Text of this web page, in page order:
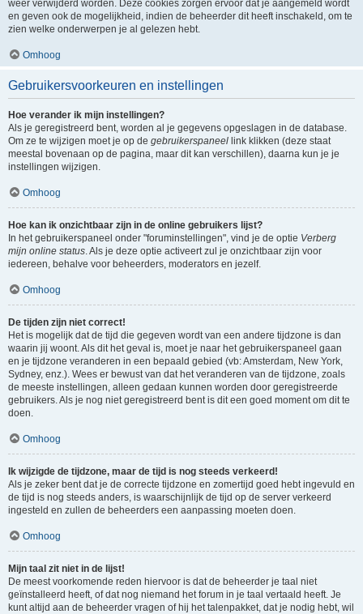
weer verwijderd worden. Deze cookies zorgen ervoor dat je aangemeld wordt
en geven ook de mogelijkheid, indien de beheerder dit heeft inschakeld, om te
zien welke onderwerpen je al gelezen hebt.
Omhoog
Gebruikersvoorkeuren en instellingen
Hoe verander ik mijn instellingen?
Als je geregistreerd bent, worden al je gegevens opgeslagen in de database.
Om ze te wijzigen moet je op de gebruikerspaneel link klikken (deze staat
meestal bovenaan op de pagina, maar dit kan verschillen), daarna kun je je
instellingen wijzigen.
Omhoog
Hoe kan ik onzichtbaar zijn in de online gebruikers lijst?
In het gebruikerspaneel onder "foruminstellingen", vind je de optie Verberg
mijn online status. Als je deze optie activeert zul je onzichtbaar zijn voor
iedereen, behalve voor beheerders, moderators en jezelf.
Omhoog
De tijden zijn niet correct!
Het is mogelijk dat de tijd die gegeven wordt van een andere tijdzone is dan
waarin jij woont. Als dit het geval is, moet je naar het gebruikerspaneel gaan
en je tijdzone veranderen in een bepaald gebied (vb: Amsterdam, New York,
Sydney, enz.). Wees er bewust van dat het veranderen van de tijdzone, zoals
de meeste instellingen, alleen gedaan kunnen worden door geregistreerde
gebruikers. Als je nog niet geregistreerd bent is dit een goed moment om dit te
doen.
Omhoog
Ik wijzigde de tijdzone, maar de tijd is nog steeds verkeerd!
Als je zeker bent dat je de correcte tijdzone en zomertijd goed hebt ingevuld en
de tijd is nog steeds anders, is waarschijnlijk de tijd op de server verkeerd
ingesteld en zullen de beheerders een aanpassing moeten doen.
Omhoog
Mijn taal zit niet in de lijst!
De meest voorkomende reden hiervoor is dat de beheerder je taal niet
geïnstalleerd heeft, of dat nog niemand het forum in je taal vertaald heeft. Je
kunt altijd aan de beheerder vragen of hij het talenpakket, dat je nodig hebt, wil